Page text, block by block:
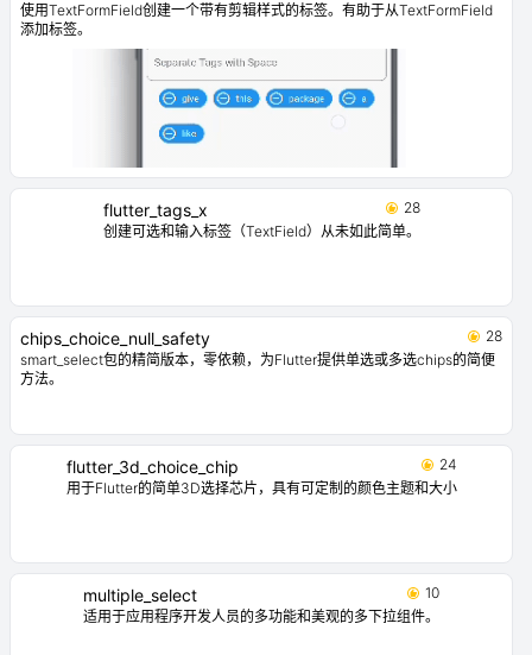
使用TextFormField创建一个带有剪辑样式的标签。有助于从TextFormField
添加标签。
flutter_tags_x
28
创建可选和输入标签（TextField）从未如此简单。
chips_choice_null_safety
28
smart_select包的精简版本，零依赖，为Flutter提供单选或多选chips的简便
方法。
flutter_3d_choice_chip
24
用于Flutter的简单3D选择芯片，具有可定制的颜色主题和大小
multiple_select
10
适用于应用程序开发人员的多功能和美观的多下拉组件。